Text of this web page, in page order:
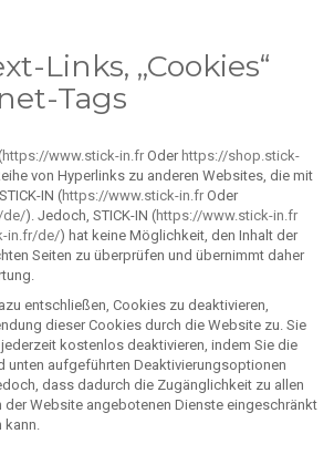
Links, „Cookies“
Tags
https://www.stick-in.fr Oder https://shop.stick-
von Hyperlinks zu anderen Websites, die mit
IN (https://www.stick-in.fr Oder
de/). Jedoch, STICK-IN (https://www.stick-in.fr
in.fr/de/) hat keine Möglichkeit, den Inhalt der
Seiten zu überprüfen und übernimmt daher
entschließen, Cookies zu deaktivieren,
dieser Cookies durch die Website zu. Sie
kostenlos deaktivieren, indem Sie die
unten aufgeführten Deaktivierungsoptionen
dass dadurch die Zugänglichkeit zu allen
der Website angebotenen Dienste eingeschränkt
kann.